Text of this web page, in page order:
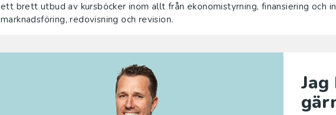
ett brett utbud av kursböcker inom allt från ekonomistyrning, finansiering och
marknadsföring, redovisning och revision.